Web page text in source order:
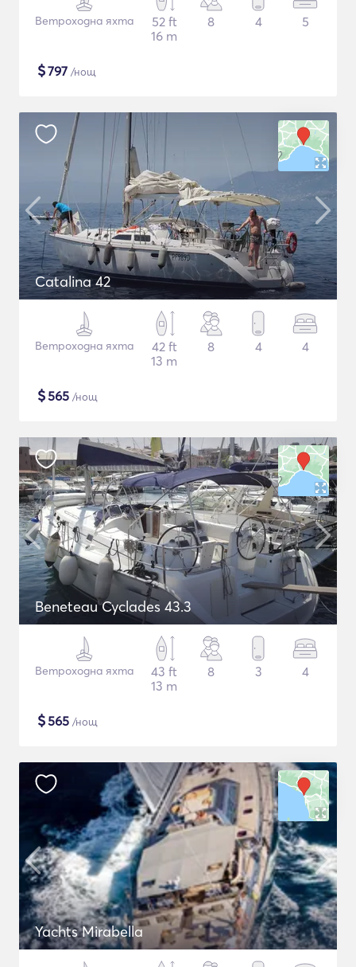
Ветроходна яхта
52 ft
16 m
8 4 5
$797 /нощ
Catalina 42
Ветроходна яхта
42 ft
13 m
8 4 4
$565 /нощ
Beneteau Cyclades 43.3
Ветроходна яхта
43 ft
13 m
8 3 4
$565 /нощ
Yachts Mirabella